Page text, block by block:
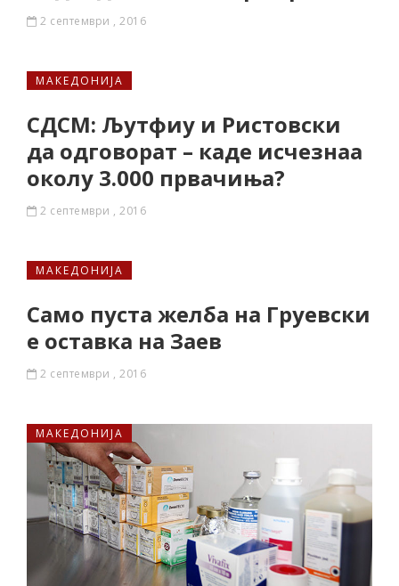
2 септември , 2016
МАКЕДОНИЈА
СДСМ: Љутфиу и Ристовски
да одговорат – каде исчезнаа
околу 3.000 првачиња?
2 септември , 2016
МАКЕДОНИЈА
Само пуста желба на Груевски
е оставка на Заев
2 септември , 2016
МАКЕДОНИЈА